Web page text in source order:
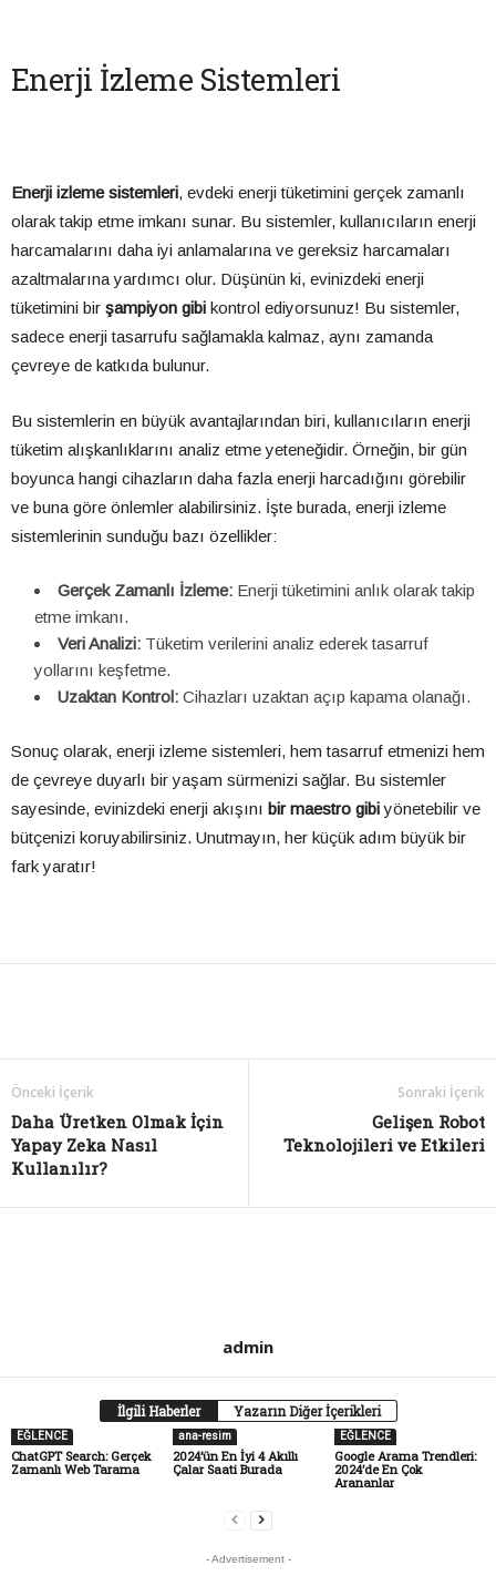
Enerji İzleme Sistemleri
Enerji izleme sistemleri, evdeki enerji tüketimini gerçek zamanlı
olarak takip etme imkanı sunar. Bu sistemler, kullanıcıların enerji
harcamalarını daha iyi anlamalarına ve gereksiz harcamaları
azaltmalarına yardımcı olur. Düşünün ki, evinizdeki enerji
tüketimini bir şampiyon gibi kontrol ediyorsunuz! Bu sistemler,
sadece enerji tasarrufu sağlamakla kalmaz, aynı zamanda
çevreye de katkıda bulunur.
Bu sistemlerin en büyük avantajlarından biri, kullanıcıların enerji
tüketim alışkanlıklarını analiz etme yeteneğidir. Örneğin, bir gün
boyunca hangi cihazların daha fazla enerji harcadığını görebilir
ve buna göre önlemler alabilirsiniz. İşte burada, enerji izleme
sistemlerinin sunduğu bazı özellikler:
Gerçek Zamanlı İzleme: Enerji tüketimini anlık olarak takip
etme imkanı.
Veri Analizi: Tüketim verilerini analiz ederek tasarruf
yollarını keşfetme.
Uzaktan Kontrol: Cihazları uzaktan açıp kapama olanağı.
Sonuç olarak, enerji izleme sistemleri, hem tasarruf etmenizi hem
de çevreye duyarlı bir yaşam sürmenizi sağlar. Bu sistemler
sayesinde, evinizdeki enerji akışını bir maestro gibiyönetebilir ve
bütçenizi koruyabilirsiniz. Unutmayın, her küçük adım büyük bir
fark yaratır!
Önceki İçerik
Daha Üretken Olmak İçin
Yapay Zeka Nasıl
Kullanılır?
Sonraki İçerik
Gelişen Robot
Teknolojileri ve Etkileri
admin
İlgili Haberler Yazarın Diğer İçerikleri
EĞLENCE
ChatGPT Search: Gerçek
Zamanlı Web Tarama
ana-resim
2024’ün En İyi 4 Akıllı
Çalar Saati Burada
EĞLENCE
Google Arama Trendleri:
2024’de En Çok
Arananlar
- Advertisement -